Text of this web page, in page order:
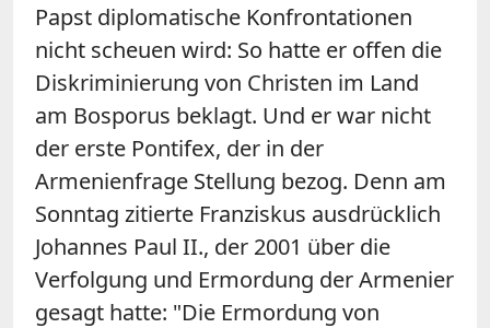
Papst diplomatische Konfrontationen
nicht scheuen wird: So hatte er offen die
Diskriminierung von Christen im Land
am Bosporus beklagt. Und er war nicht
der erste Pontifex, der in der
Armenienfrage Stellung bezog. Denn am
Sonntag zitierte Franziskus ausdrücklich
Johannes Paul II., der 2001 über die
Verfolgung und Ermordung der Armenier
gesagt hatte: "Die Ermordung von